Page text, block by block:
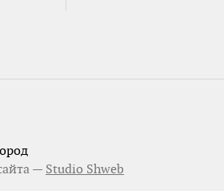
— Studio Shweb